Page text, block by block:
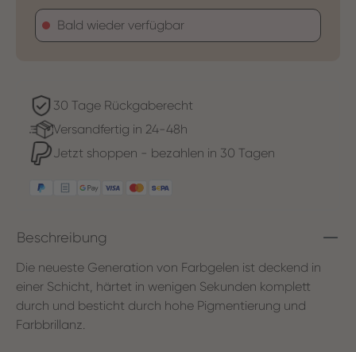
Bald wieder verfügbar
30 Tage Rückgaberecht
Versandfertig in 24-48h
Jetzt shoppen - bezahlen in 30 Tagen
Beschreibung
Die neueste Generation von Farbgelen ist deckend in
einer Schicht, härtet in wenigen Sekunden komplett
durch und besticht durch hohe Pigmentierung und
Farbbrillanz.